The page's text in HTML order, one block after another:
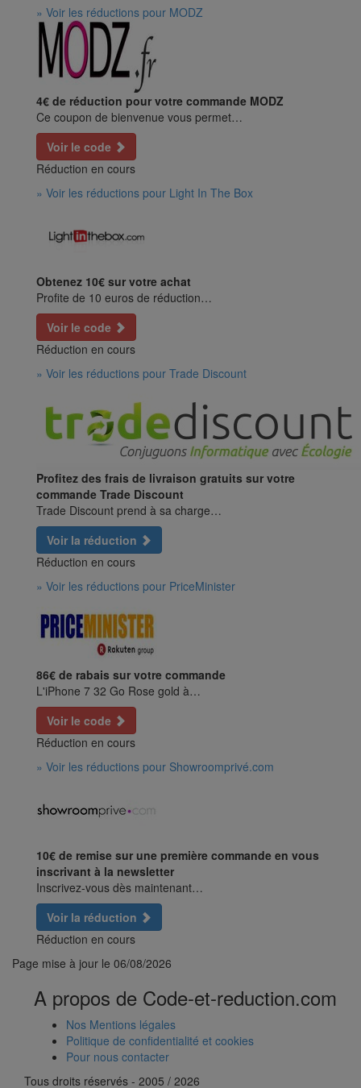
» Voir les réductions pour MODZ
4€ de réduction pour votre commande MODZ
Ce coupon de bienvenue vous permet…
Voir le code
Réduction en cours
» Voir les réductions pour Light In The Box
Obtenez 10€ sur votre achat
Profite de 10 euros de réduction…
Voir le code
Réduction en cours
» Voir les réductions pour Trade Discount
Profitez des frais de livraison gratuits sur votre
commande Trade Discount
Trade Discount prend à sa charge…
Voir la réduction
Réduction en cours
» Voir les réductions pour PriceMinister
86€ de rabais sur votre commande
L'iPhone 7 32 Go Rose gold à…
Voir le code
Réduction en cours
» Voir les réductions pour Showroomprivé.com
10€ de remise sur une première commande en vous
inscrivant à la newsletter
Inscrivez-vous dès maintenant…
Voir la réduction
Réduction en cours
Page mise à jour le 06/08/2026
A propos de Code-et-reduction.com
Nos Mentions légales
Politique de confidentialité et cookies
Pour nous contacter
Tous droits réservés - 2005 / 2026